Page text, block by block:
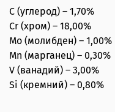
C (углерод) – 1,70%
Cr (хром) – 18,00%
Mo (молибден) – 1,00%
Mn (марганец) – 0,30%
V (ванадий) – 3,00%
Si (кремний) – 0,80%